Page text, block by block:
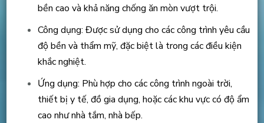
bền cao và khả năng chống ăn mòn vượt trội.
Công dụng: Được sử dụng cho các công trình yêu cầu
độ bền và thẩm mỹ, đặc biệt là trong các điều kiện
khắc nghiệt.
Ứng dụng: Phù hợp cho các công trình ngoài trời,
thiết bị y tế, đồ gia dụng, hoặc các khu vực có độ ẩm
cao như nhà tắm, nhà bếp.